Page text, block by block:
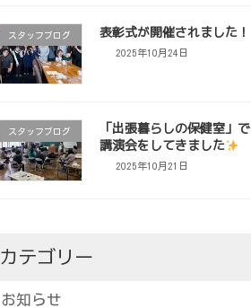
スタッフブログ 表彰式が開催されました！
2025年10月24日
スタッフブログ
「出張暮らしの保健室」で
講演会をしてきました
2025年10月21日
カテゴリー
お知らせ